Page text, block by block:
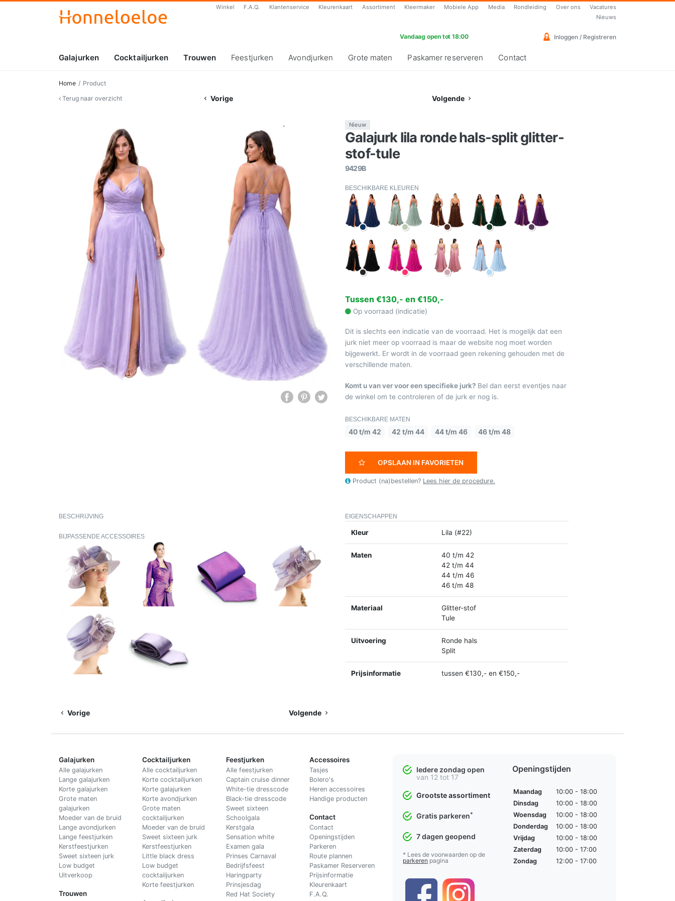
Winkel F.A.Q. Klantenservice Kleurenkaart Assortiment Kleermaker Mobiele App Media Rondleiding Over ons
Vacatures
Nieuws
Vandaag open tot 18:00 Inloggen / Registreren
Galajurken Cocktailjurken Trouwen Feestjurken Avondjurken Grote maten Paskamer reserveren Contact
Home
Product
Terug naar overzicht
Vorige Volgende
Nieuw
Galajurk lila ronde hals-split glitter-
stof-tule
9429B
BESCHIKBARE KLEUREN
Tussen €130,- en €150,-
Op voorraad (indicatie)
Dit is slechts een indicatie van de voorraad. Het is mogelijk dat een
jurk niet meer op voorraad is maar de website nog moet worden
bijgewerkt. Er wordt in de voorraad geen rekening gehouden met de
verschillende maten.
Komt u van ver voor een specifieke jurk? Bel dan eerst eventjes naar
de winkel om te controleren of de jurk er nog is.
BESCHIKBARE MATEN
40 t/m 42 42 t/m 44 44 t/m 46 46 t/m 48
OPSLAAN IN FAVORIETEN
Product (na)bestellen? Lees hier de procedure.
BESCHRIJVING
BIJPASSENDE ACCESSOIRES
EIGENSCHAPPEN
Kleur Lila (#22)
Maten
40 t/m 42
42 t/m 44
44 t/m 46
46 t/m 48
Materiaal
Glitter-stof
Tule
Uitvoering
Ronde hals
Split
Prijsinformatie tussen €130,- en €150,-
Vorige Volgende
Galajurken
Alle galajurken
Lange galajurken
Korte galajurken
Grote maten
galajurken
Moeder van de bruid
Lange avondjurken
Lange feestjurken
Kerstfeestjurken
Sweet sixteen jurk
Low budget
Uitverkoop
Trouwen
Cocktailjurken
Alle cocktailjurken
Korte cocktailjurken
Korte galajurken
Korte avondjurken
Grote maten
cocktailjurken
Moeder van de bruid
Sweet sixteen jurk
Kerstfeestjurken
Little black dress
Low budget
cocktailjurken
Korte feestjurken
Feestjurken
Alle feestjurken
Captain cruise dinner
White-tie dresscode
Black-tie dresscode
Sweet sixteen
Schoolgala
Kerstgala
Sensation white
Examen gala
Prinses Carnaval
Bedrijfsfeest
Haringparty
Prinsjesdag
Red Hat Society
Accessoires
Tasjes
Bolero's
Heren accessoires
Handige producten
Contact
Contact
Openingstijden
Parkeren
Route plannen
Paskamer Reserveren
Prijsinformatie
Kleurenkaart
F.A.Q.
Iedere zondag open
van 12 tot 17
Grootste assortiment
Gratis parkeren*
7 dagen geopend
* Lees de voorwaarden op de
parkeren pagina
Openingstijden
Maandag
10:00 - 18:00
Dinsdag
10:00 - 18:00
Woensdag
10:00 - 18:00
Donderdag
10:00 - 18:00
Vrijdag
10:00 - 18:00
Zaterdag
10:00 - 17:00
Zondag
12:00 - 17:00